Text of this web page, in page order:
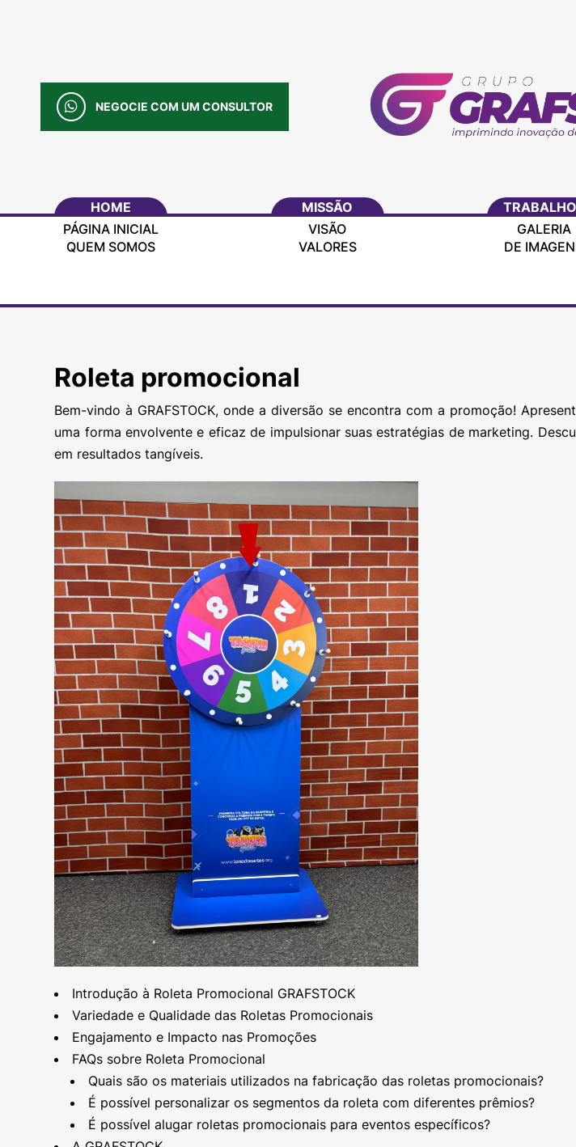
NEGOCIE COM UM CONSULTOR
HOME
PÁGINA INICIAL
QUEM SOMOS
MISSÃO
VISÃO
VALORES
GALERIA
DE
Roleta promocional
Bem-vindo à GRAFSTOCK, onde a diversão se encontra com a promoção!
uma forma envolvente e eficaz de impulsionar suas estratégias de marketing.
em resultados tangíveis.
Introdução à Roleta Promocional GRAFSTOCK
Variedade e Qualidade das Roletas Promocionais
Engajamento e Impacto nas Promoções
FAQs sobre Roleta Promocional
Quais são os materiais utilizados na fabricação das roletas promocionais?
É possível personalizar os segmentos da roleta com diferentes prêmios?
É possível alugar roletas promocionais para eventos específicos?